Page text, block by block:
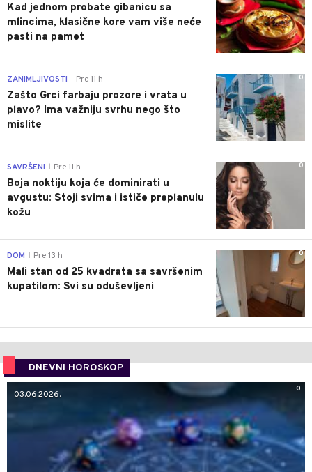
Kad jednom probate gibanicu sa
mlincima, klasične kore vam više neće
pasti na pamet
0
ZANIMLJIVOSTI Pre 11 h
Zašto Grci farbaju prozore i vrata u
plavo? Ima važniju svrhu nego što
mislite
0
SAVRŠENI Pre 11 h
Boja noktiju koja će dominirati u
avgustu: Stoji svima i ističe preplanulu
kožu
0
DOM Pre 13 h
Mali stan od 25 kvadrata sa savršenim
kupatilom: Svi su oduševljeni
DNEVNI HOROSKOP
0
03.06.2026.